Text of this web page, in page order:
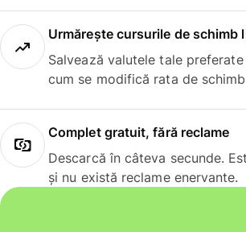
Urmărește cursurile de schimb
Salvează valutele tale
cum se modifică rata de
Complet gratuit, fără reclame
Descarcă în câteva secunde.
și nu există reclame enervante.